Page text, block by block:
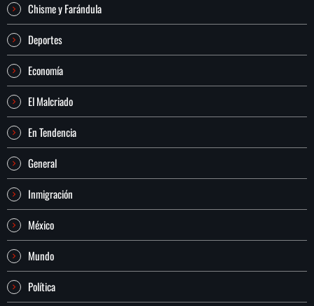
Chisme y Farándula
Deportes
Economía
El Malcriado
En Tendencia
General
Inmigración
México
Mundo
Política